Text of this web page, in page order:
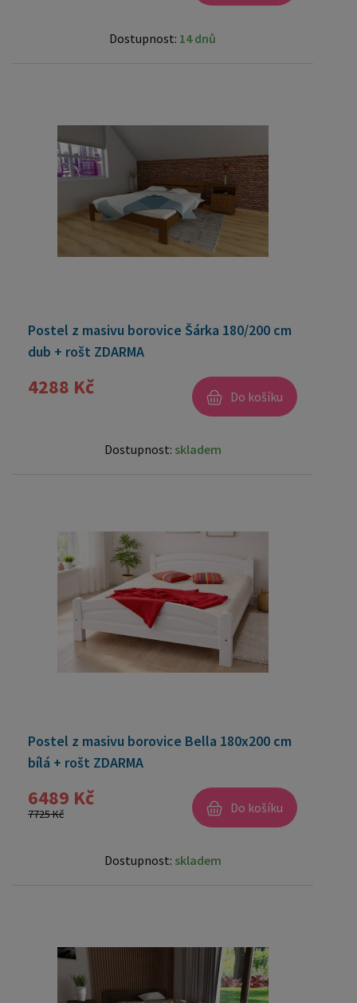
Dostupnost: 14 dnů
Postel z masivu borovice Šárka 180/200 cm
dub + rošt ZDARMA
4288 Kč Do košíku
Dostupnost: skladem
Postel z masivu borovice Bella 180x200 cm
bílá + rošt ZDARMA
6489 Kč
7725 Kč Do košíku
Dostupnost: skladem